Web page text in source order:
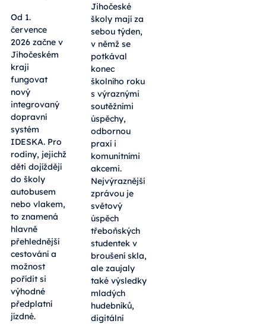
Od 1.
července
2026 začne v
Jihočeském
kraji
fungovat
nový
integrovaný
dopravní
systém
IDESKA. Pro
rodiny, jejichž
děti dojíždějí
do školy
autobusem
nebo vlakem,
to znamená
hlavně
přehlednější
cestování a
možnost
pořídit si
výhodné
předplatní
jízdné.
Jihočeské
školy mají za
sebou týden,
v němž se
potkával
konec
školního roku
s výraznými
soutěžními
úspěchy,
odbornou
praxí i
komunitními
akcemi.
Nejvýraznější
zprávou je
světový
úspěch
třeboňských
studentek v
broušení skla,
ale zaujaly
také výsledky
mladých
hudebníků,
digitální